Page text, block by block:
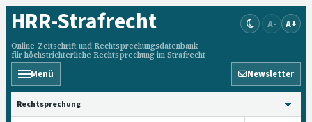
HRR-Strafrecht
Online-Zeitschrift und Rechtsprechungsdatenbank
für höchstrichterliche Rechtsprechung im Strafrecht
A- A+
Menü Newsletter
HRRS durchsuchen